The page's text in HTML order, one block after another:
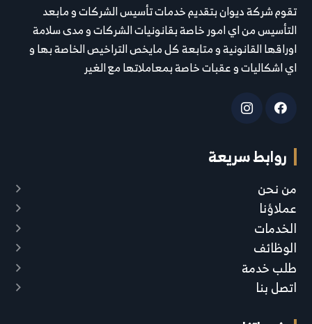
تقوم شركة ديوان بتقديم خدمات تأسيس الشركات و مابعد
التأسيس من اي امور خاصة بقانونيات الشركات و مدى سلامة
اوراقها القانونية و متابعة كل مايخص التراخيص الخاصة بها و
اي اشكاليات و عقبات خاصة بمعاملاتها مع الغير
روابط سريعة
من نحن
عملاؤنا
الخدمات
الوظائف
طلب خدمة
اتصل بنا